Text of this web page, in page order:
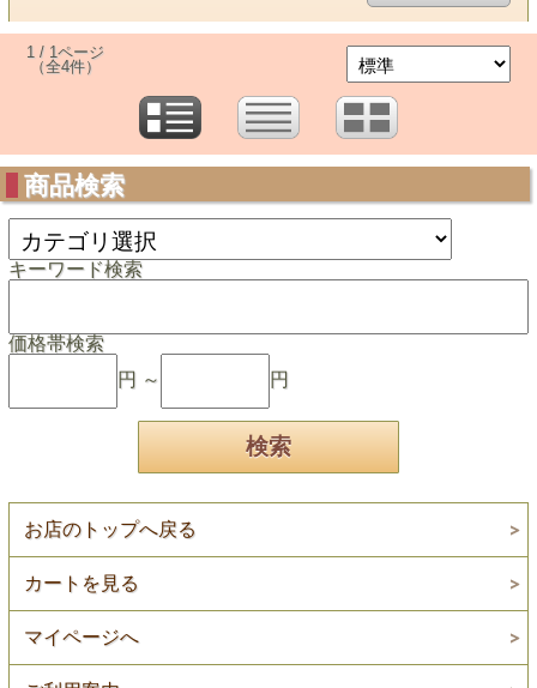
1 / 1ページ
（全4件）
商品検索
キーワード検索
価格帯検索
円 ～
円
お店のトップへ戻る
カートを見る
マイページへ